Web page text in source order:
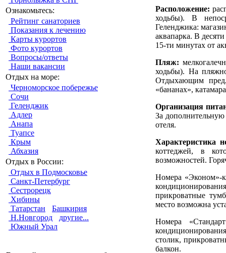
Ознакомьтесь:
Рейтинг санаториев
Показания к лечению
Карты курортов
Фото курортов
Вопросы/ответы
Наши вакансии
Отдых на море:
Черноморское побережье
Сочи
Геленджик
Адлер
Анапа
Туапсе
Крым
Абхазия
Отдых в России:
Отдых в Подмосковье
Санкт-Петербург
Сестрорецк
Хибины
Татарстан
Башкирия
Н.Новгород
другие...
Южный Урал
Расположение:
ходьбы). В
Геленджика:
аквапарка. В
15-ти минутах от
Пляж:
ходьбы). На
Отдыхающим
«бананах»,
Организация
За
отеля.
Характеристика
коттеджей, в
возможностей.
Номера «Эконом»-
прикроватные
место возможна
Номера
столик,
балкон.